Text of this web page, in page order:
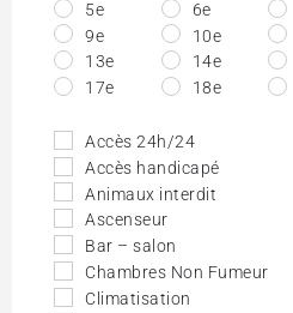
5e
6e
9e
10e
13e
14e
17e
18e
Accès 24h/24
Accès handicapé
Animaux interdit
Ascenseur
Bar – salon
Chambres Non Fumeur
Climatisation